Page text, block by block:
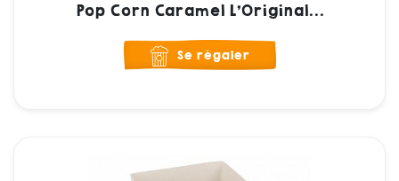
Pop Corn Caramel L'Original...
Se régaler